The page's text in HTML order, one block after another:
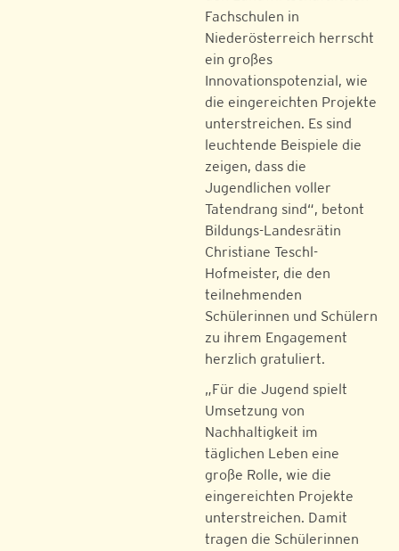
Fachschulen in
Niederösterreich herrscht
ein großes
Innovationspotenzial, wie
die eingereichten Projekte
unterstreichen. Es sind
leuchtende Beispiele die
zeigen, dass die
Jugendlichen voller
Tatendrang sind“, betont
Bildungs-Landesrätin
Christiane Teschl-
Hofmeister, die den
teilnehmenden
Schülerinnen und Schülern
zu ihrem Engagement
herzlich gratuliert.
„Für die Jugend spielt
Umsetzung von
Nachhaltigkeit im
täglichen Leben eine
große Rolle, wie die
eingereichten Projekte
unterstreichen. Damit
tragen die Schülerinnen